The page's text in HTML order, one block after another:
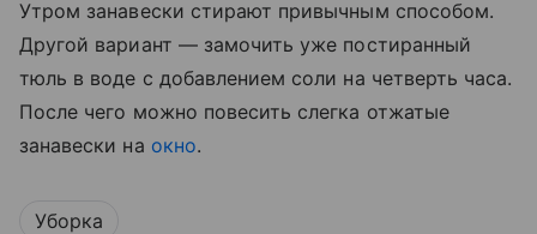
Утром занавески стирают привычным способом.
Другой вариант — замочить уже постиранный
тюль в воде с добавлением соли на четверть часа.
После чего можно повесить слегка отжатые
занавески на окно.
Уборка